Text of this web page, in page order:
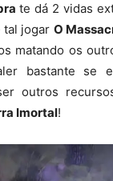
te dá 2 vidas
tal jogar O
matando os
bastante se
outros
Imortal!